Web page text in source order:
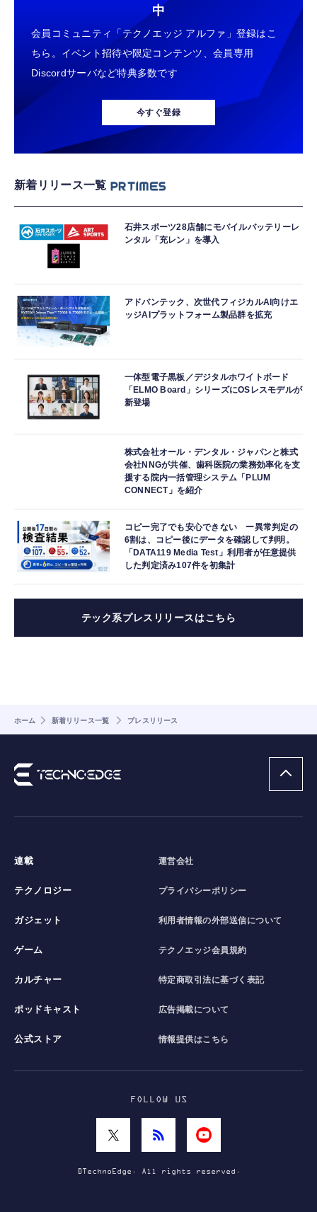
中
会員コミュニティ「テクノエッジ アルファ」登録はこ
ちら。イベント招待や限定コンテンツ、会員専用
Discordサーバなど特典多数です
今すぐ登録
新着リリース一覧
石井スポーツ28店舗にモバイルバッテリーレ
ンタル「充レン」を導入
アドバンテック、次世代フィジカルAI向けエ
ッジAIプラットフォーム製品群を拡充
一体型電子黒板／デジタルホワイトボード
「ELMO Board」シリーズにOSレスモデルが
新登場
株式会社オール・デンタル・ジャパンと株式
会社NNGが共催、歯科医院の業務効率化を支
援する院内一括管理システム「PLUM
CONNECT」を紹介
コピー完了でも安心できない ー異常判定の
6割は、コピー後にデータを確認して判明。
「DATA119 Media Test」利用者が任意提供
した判定済み107件を初集計
テック系プレスリリースはこちら
ホーム 新着リリース一覧 プレスリリース
連載
テクノロジー
ガジェット
ゲーム
カルチャー
ポッドキャスト
公式ストア
運営会社
プライバシーポリシー
利用者情報の外部送信について
テクノエッジ会員規約
特定商取引法に基づく表記
広告掲載について
情報提供はこちら
FOLLOW US
©TechnoEdge. All rights reserved.